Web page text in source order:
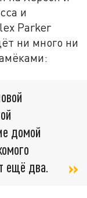
и
Parker
ни много ни
домой
ещё два.